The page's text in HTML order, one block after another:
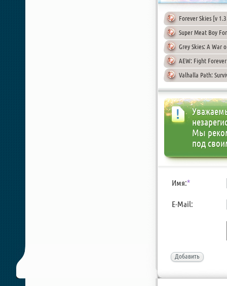
Forever Skies [v
Super Meat Boy
Grey Skies: A War
AEW: Fight
Valhalla Path:
Мы
под
Имя:*
E-Mail:
Добавить